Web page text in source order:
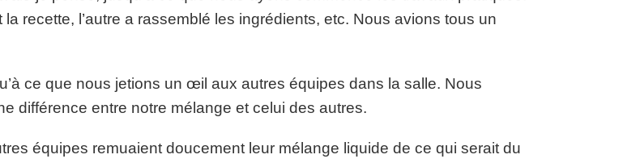
la recette, l’autre a rassemblé les ingrédients, etc. Nous avions tous un
ce que nous jetions un œil aux autres équipes dans la salle. Nous
différence entre notre mélange et celui des autres.
équipes remuaient doucement leur mélange liquide de ce qui serait du